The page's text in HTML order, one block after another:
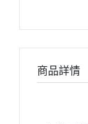
商品詳情